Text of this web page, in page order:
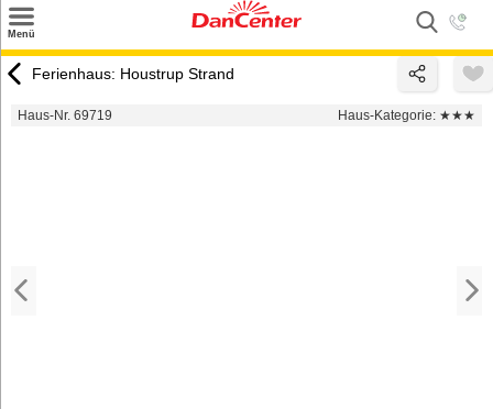
Menü
Urlaubsziele
Ferienhaus: Houstrup Strand
Haus-Nr. 69719 Haus-Kategorie: ★★★